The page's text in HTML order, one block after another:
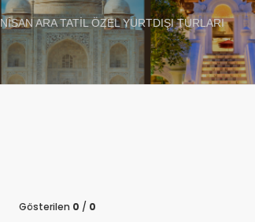
NİSAN ARA TATİL ÖZEL YURTDIŞI TURLARI
Gösterilen 0 / 0